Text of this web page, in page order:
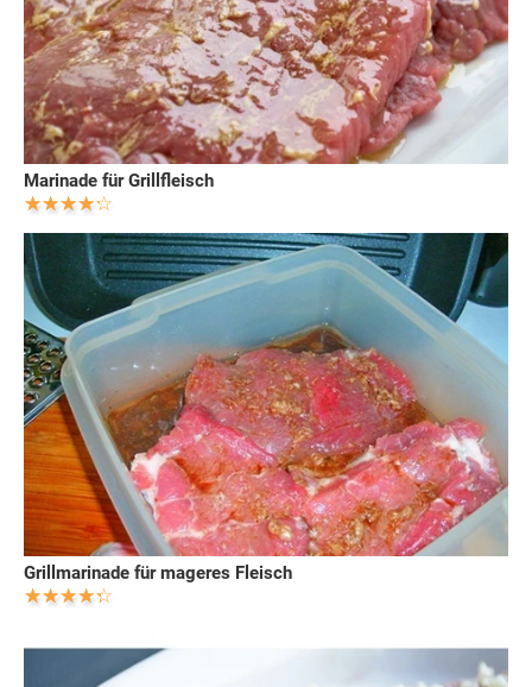
Marinade für Grillfleisch
Grillmarinade für mageres Fleisch